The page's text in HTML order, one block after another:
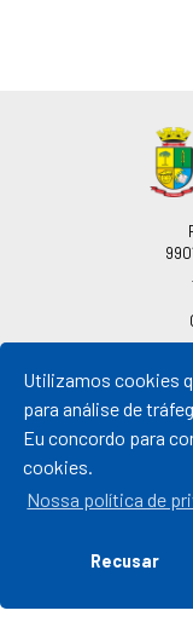
Utilizamos cookies
para análise de
Eu concordo para
cookies.
Nossa política de
Recusar©
Todos